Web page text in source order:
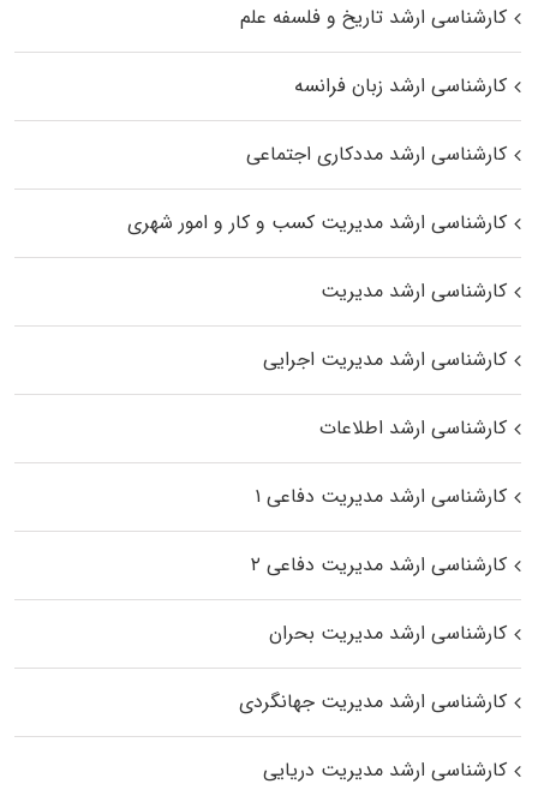
کارشناسی ارشد تاریخ و فلسفه علم
کارشناسی ارشد زبان فرانسه
کارشناسی ارشد مددکاری اجتماعی
کارشناسی ارشد مدیریت کسب و کار و امور شهری
کارشناسی ارشد مدیریت
کارشناسی ارشد مدیریت اجرایی
کارشناسی ارشد اطلاعات
کارشناسی ارشد مدیریت دفاعی ۱
کارشناسی ارشد مدیریت دفاعی ۲
کارشناسی ارشد مدیریت بحران
کارشناسی ارشد مدیریت جهانگردی
کارشناسی ارشد مدیریت دریایی